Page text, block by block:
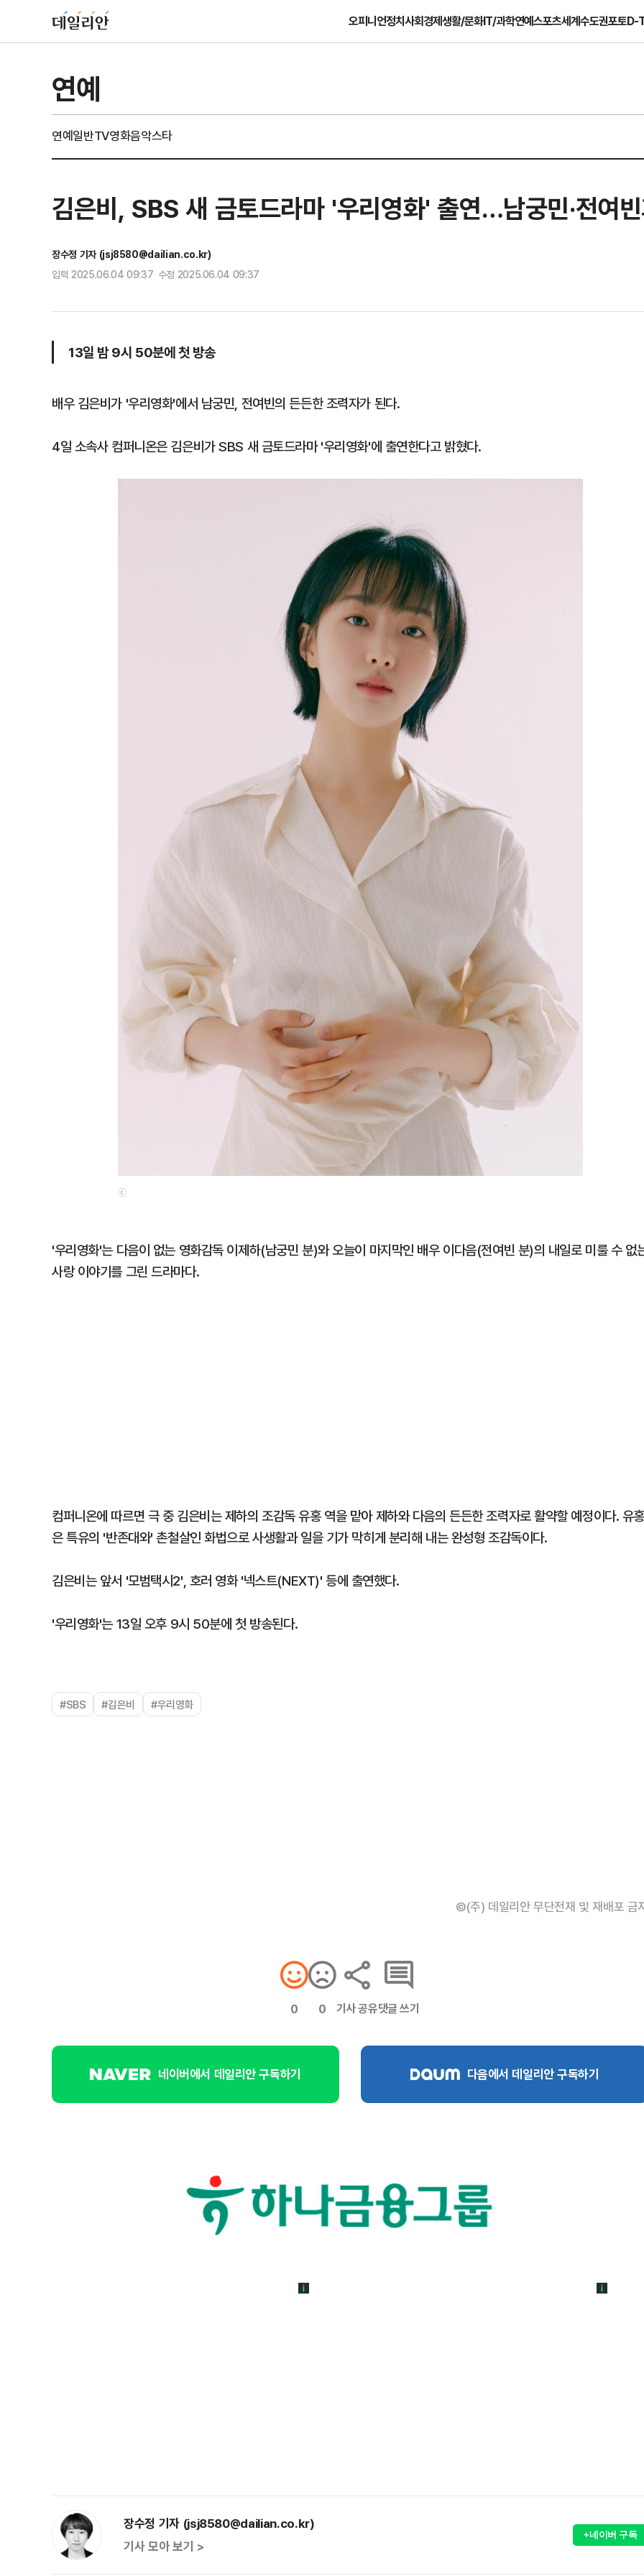
오피니언정치사회경제생활/문화IT/과학연예스포츠세계수도권포토D-
연예
연예일반TV영화음악스타
김은비, SBS 새 금토드라마 '우리영화' 출연…남궁민·전여
장수정 기자 (jsj8580@dailian.co.kr)
입력 2025.06.04 09:37 수정 2025.06.04 09:37
13일 밤 9시 50분에 첫 방송
배우 김은비가 '우리영화'에서 남궁민, 전여빈의 든든한 조력자가 된다.
4일 소속사 컴퍼니온은 김은비가 SBS 새 금토드라마 '우리영화'에 출연한다고 밝혔다.
ⓒ
'우리영화'는 다음이 없는 영화감독 이제하(남궁민 분)와 오늘이 마지막인 배우 이다음(전여빈 분)의 내일로 미룰 수 없
사랑 이야기를 그린 드라마다.
컴퍼니온에 따르면 극 중 김은비는 제하의 조감독 유홍 역을 맡아 제하와 다음의 든든한 조력자로 활약할 예정이다. 유
은 특유의 '반존대와' 촌철살인 화법으로 사생활과 일을 기가 막히게 분리해 내는 완성형 조감독이다.
김은비는 앞서 '모범택시2', 호러 영화 '넥스트(NEXT)' 등에 출연했다.
'우리영화'는 13일 오후 9시 50분에 첫 방송된다.
#SBS #김은비 #우리영화
©(주) 데일리안 무단전재 및 재배포 금
0 0 기사 공유댓글 쓰기
네이버에서 데일리안 구독하기 다음에서 데일리안 구독하기
장수정 기자 (jsj8580@dailian.co.kr)
기사 모아 보기 >
+네이버 구독